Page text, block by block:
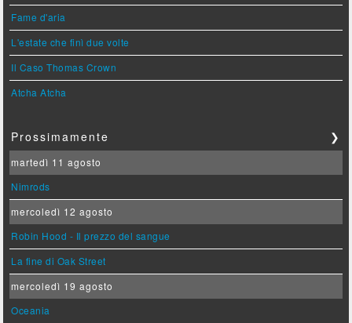
Fame d'aria
L'estate che finì due volte
Il Caso Thomas Crown
Atcha Atcha
Prossimamente ❯
martedì 11 agosto
Nimrods
mercoledì 12 agosto
Robin Hood - Il prezzo del sangue
La fine di Oak Street
mercoledì 19 agosto
Oceania